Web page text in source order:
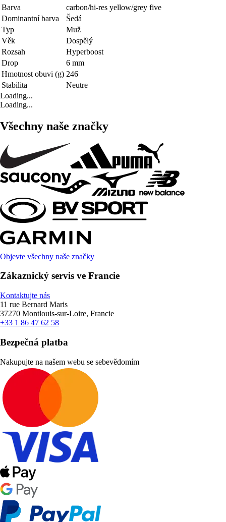
Barva
carbon/hi-res yellow/grey five
Dominantní barva
Šedá
Typ
Muž
Věk
Dospělý
Rozsah
Hyperboost
Drop
6 mm
Hmotnost obuvi (g) 246
Stabilita
Neutre
Loading...
Loading...
Všechny naše značky
Objevte všechny naše značky
Zákaznický servis ve Francie
Kontaktujte nás
11 rue Bernard Maris
37270 Montlouis-sur-Loire, Francie
+33 1 86 47 62 58
Bezpečná platba
Nakupujte na našem webu se sebevědomím